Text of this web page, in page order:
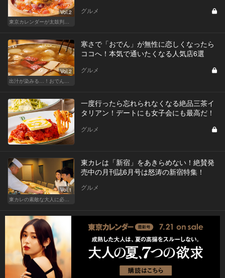
Vol.2
東京カレンダーが太鼓判！パワーチャージどんぶり祭
グルメ
Vol.2
出汁が染みる…！おでんが恋しい季節
寒さで「おでん」が無性に恋しくなったら
ココへ！本気で通いたくなる人気店6選
グルメ
一度行ったら忘れられなくなる絶品三茶イ
タリアン！デートにも女子会にも最高だ！
グルメ
Vol.1
東カレの素敵な大人に必要なこと
東カレは「新宿」をあきらめない！絶賛発
売中の月刊誌6月号は怒涛の新宿特集！
グルメ